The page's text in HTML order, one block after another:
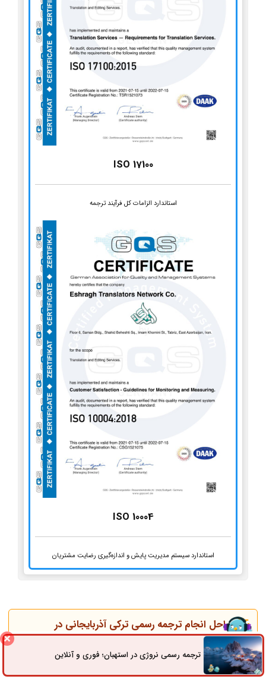
ISO 17100
استاندارد الزامات کل فرآیند ترجمه
ISO 10004
استاندارد سیستم مدیریت پایش و اندازه‌گیری رضایت مشتریان
مراحل انجام ترجمه رسمی ترکی آذربایجانی در
فریدونکنار
ثبت سفارش در سایت به‌صورت آنلاین یا مراجعه حضوری
ترجمه رسمی نروژی در استهبان؛ فوری و آنلاینثبت سفارش راه های ارتباطی